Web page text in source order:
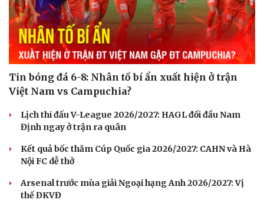
Tin bóng đá 6-8: Nhân tố bí ẩn xuất hiện ở trận
Việt Nam vs Campuchia?
Lịch thi đấu V-League 2026/2027: HAGL đối đầu Nam
Định ngay ở trận ra quân
Kết quả bốc thăm Cúp Quốc gia 2026/2027: CAHN và Hà
Nội FC dễ thở
Arsenal trước mùa giải Ngoại hạng Anh 2026/2027: Vị
thế ĐKVĐ